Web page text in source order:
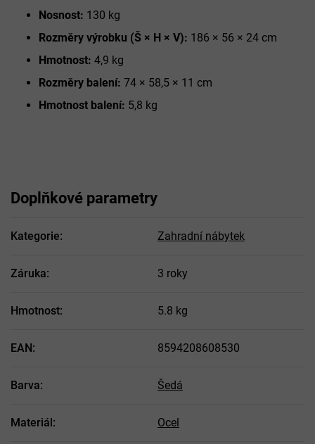
Nosnost: 130 kg
Rozměry výrobku (Š × H × V): 186 × 56 × 24 cm
Hmotnost: 4,9 kg
Rozměry balení: 74 × 58,5 × 11 cm
Hmotnost balení: 5,8 kg
Doplňkové parametry
Kategorie: Zahradní nábytek
Záruka: 3 roky
Hmotnost: 5.8 kg
EAN: 8594208608530
Barva: Šedá
Materiál: Ocel